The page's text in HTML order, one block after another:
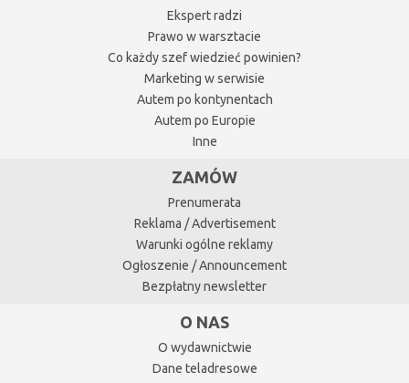
Ekspert radzi
Prawo w warsztacie
Co każdy szef wiedzieć powinien?
Marketing w serwisie
Autem po kontynentach
Autem po Europie
Inne
ZAMÓW
Prenumerata
Reklama / Advertisement
Warunki ogólne reklamy
Ogłoszenie / Announcement
Bezpłatny newsletter
O NAS
O wydawnictwie
Dane teladresowe